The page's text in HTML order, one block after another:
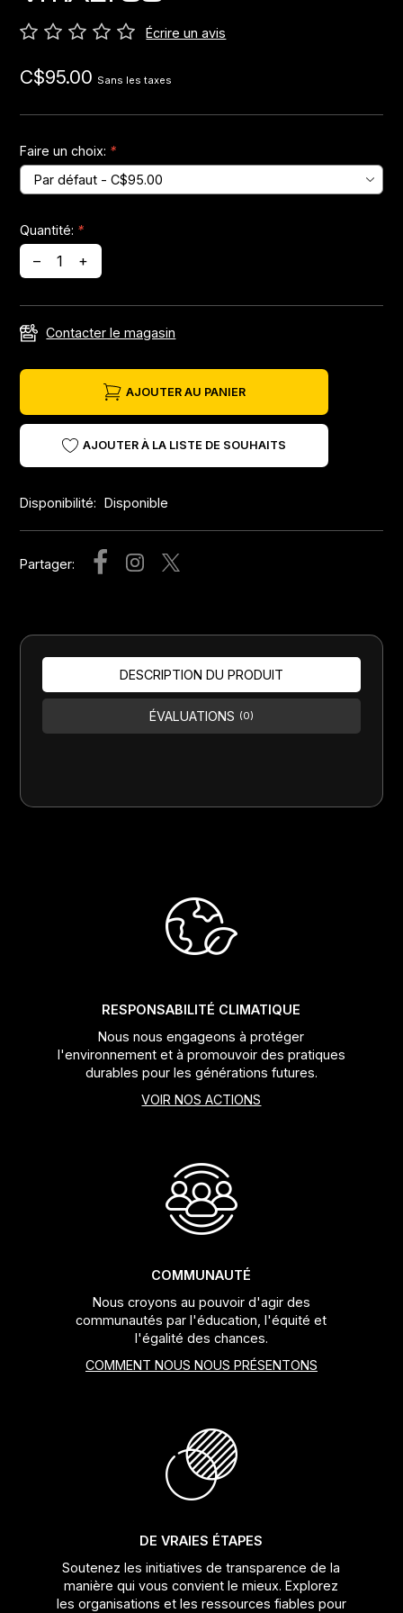
Écrire un avis
C$95.00 Sans les taxes
Faire un choix: *
Quantité: *
– +
Contacter le magasin
AJOUTER AU PANIER
AJOUTER À LA LISTE DE SOUHAITS
Disponibilité: Disponible
Partager:
DESCRIPTION DU PRODUIT
ÉVALUATIONS (0)
RESPONSABILITÉ CLIMATIQUE
Nous nous engageons à protéger
l'environnement et à promouvoir des pratiques
durables pour les générations futures.
VOIR NOS ACTIONS
COMMUNAUTÉ
Nous croyons au pouvoir d'agir des
communautés par l'éducation, l'équité et
l'égalité des chances.
COMMENT NOUS NOUS PRÉSENTONS
DE VRAIES ÉTAPES
Soutenez les initiatives de transparence de la
manière qui vous convient le mieux. Explorez
les organisations et les ressources fiables pour
Jeux de direction
Fourches